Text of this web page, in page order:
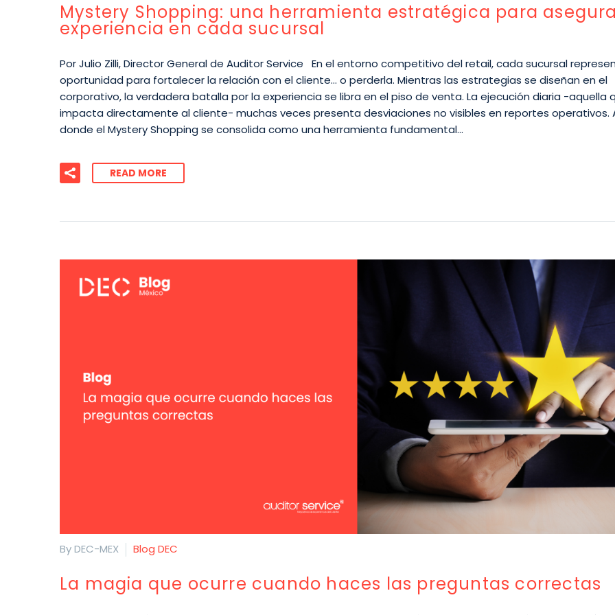
Mystery Shopping: una herramienta estratégica para
experiencia en cada sucursal
Por Julio Zilli, Director General de Auditor Service En el entorno competitivo del retail, cada sucursal
oportunidad para fortalecer la relación con el cliente… o perderla. Mientras las estrategias se diseñan en el
corporativo, la verdadera batalla por la experiencia se libra en el piso de venta. La ejecución diaria -aquella
impacta directamente al cliente- muchas veces presenta desviaciones no visibles en reportes operativos.
donde el Mystery Shopping se consolida como una herramienta fundamental…
READ MORE
By DEC-MEX Blog DEC
La magia que ocurre cuando haces las preguntas correctas